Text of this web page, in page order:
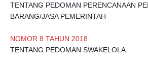
TENTANG PEDOMAN PERENCANAAN
BARANG/JASA PEMERINTAH
NOMOR 8 TAHUN 2018
TENTANG PEDOMAN SWAKELOLA